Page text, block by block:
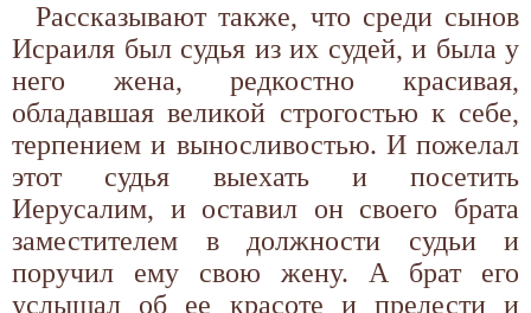
Рассказывают также, что среди сынов
Исраиля был судья из их судей, и была у
него жена, редкостно красивая,
обладавшая великой строгостью к себе,
терпением и выносливостью. И пожелал
этот судья выехать и посетить
Иерусалим, и оставил он своего брата
заместителем в должности судьи и
поручил ему свою жену. А брат его
услышал об ее красоте и прелести и